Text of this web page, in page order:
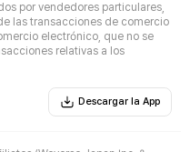
por vendedores particulares,
las transacciones de comercio
electrónico, que no se
relativas a los
Descargar la App